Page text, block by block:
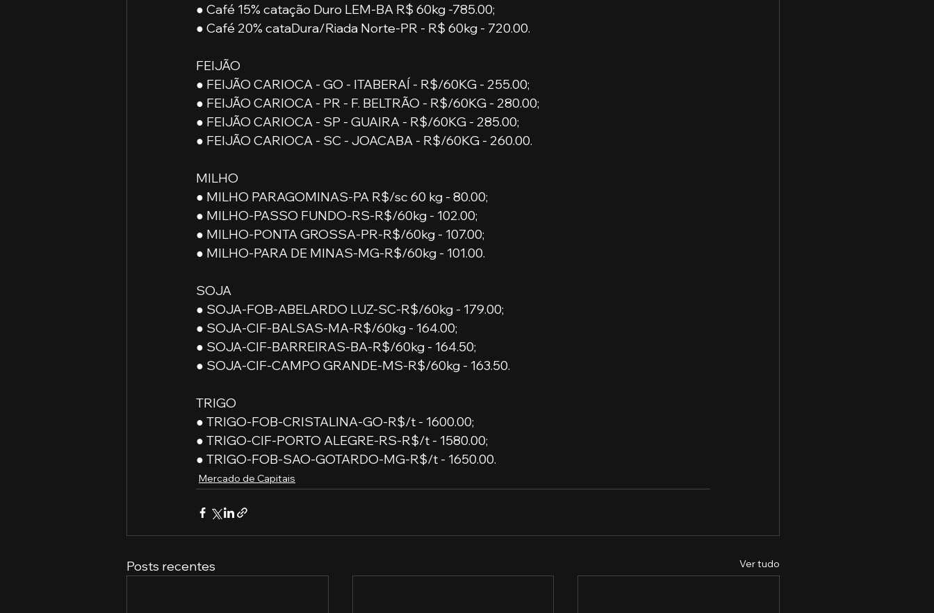
● Café 15% catação Duro LEM-BA R$ 60kg -785.00;
● Café 20% cataDura/Riada Norte-PR - R$ 60kg - 720.00.
FEIJÃO
● FEIJÃO CARIOCA - GO - ITABERAÍ - R$/60KG - 255.00;
● FEIJÃO CARIOCA - PR - F. BELTRÃO - R$/60KG - 280.00;
● FEIJÃO CARIOCA - SP - GUAIRA - R$/60KG - 285.00;
● FEIJÃO CARIOCA - SC - JOACABA - R$/60KG - 260.00.
MILHO
● MILHO PARAGOMINAS-PA R$/sc 60 kg - 80.00;
● MILHO-PASSO FUNDO-RS-R$/60kg - 102.00;
● MILHO-PONTA GROSSA-PR-R$/60kg - 107.00;
● MILHO-PARA DE MINAS-MG-R$/60kg - 101.00.
SOJA
● SOJA-FOB-ABELARDO LUZ-SC-R$/60kg - 179.00;
● SOJA-CIF-BALSAS-MA-R$/60kg - 164.00;
● SOJA-CIF-BARREIRAS-BA-R$/60kg - 164.50;
● SOJA-CIF-CAMPO GRANDE-MS-R$/60kg - 163.50.
TRIGO
● TRIGO-FOB-CRISTALINA-GO-R$/t - 1600.00;
● TRIGO-CIF-PORTO ALEGRE-RS-R$/t - 1580.00;
● TRIGO-FOB-SAO-GOTARDO-MG-R$/t - 1650.00.
Mercado de Capitais
Posts recentes Ver tudo